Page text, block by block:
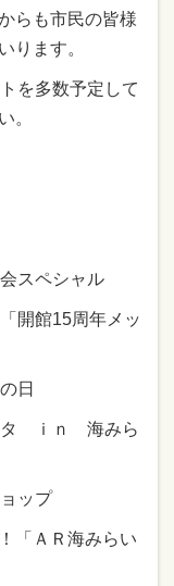
らも市民の皆様
ります。
を多数予定して
。
スペシャル
開館15周年メッ
日
タ ｉｎ 海みら
ップ
「ＡＲ海みらい